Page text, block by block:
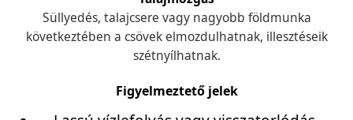
Süllyedés, talajcsere vagy nagyobb földmunka
következtében a csövek elmozdulhatnak, illesztéseik
szétnyílhatnak.
Figyelmeztető jelek